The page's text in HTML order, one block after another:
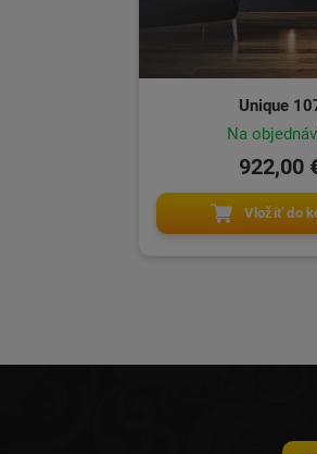
Unique
Na
922,00
Vložiť do